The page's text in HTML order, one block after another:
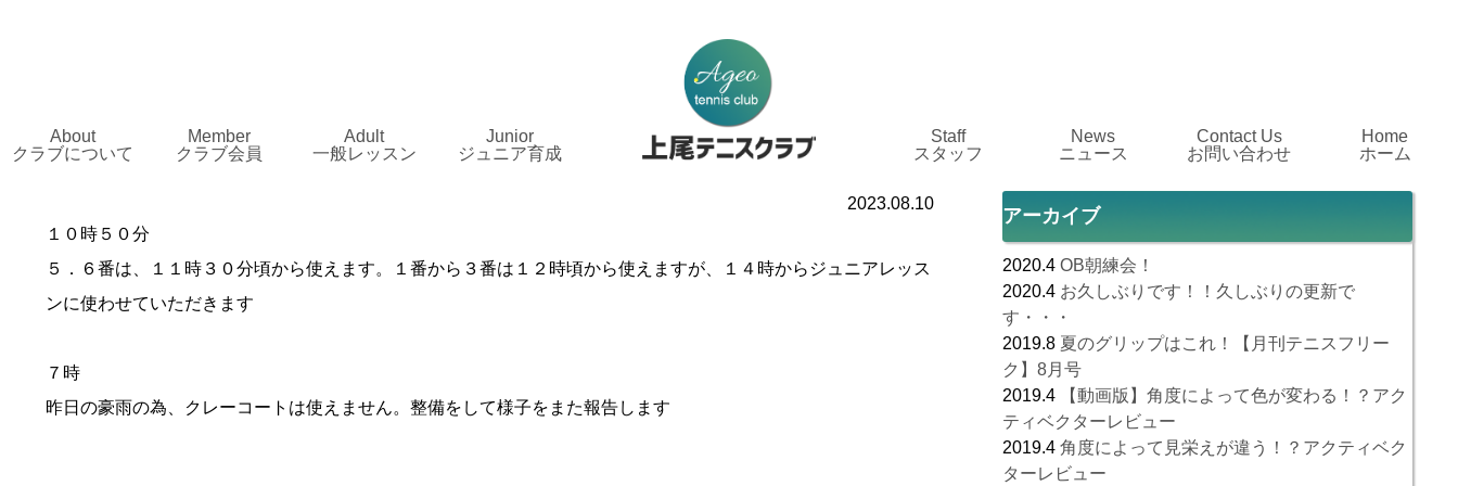
About
クラブについて
Member
クラブ会員
Adult
一般レッスン
Junior
ジュニア育成
Staff
スタッフ
News
ニュース
Contact Us
お問い合わせ
Home
ホーム
2023.08.10
１０時５０分
５．６番は、１１時３０分頃から使えます。１番から３番は１２時頃から使えますが、１４時からジュニアレッス
ンに使わせていただきます
７時
昨日の豪雨の為、クレーコートは使えません。整備をして様子をまた報告します
アーカイブ
2020.4 OB朝練会！
2020.4 お久しぶりです！！久しぶりの更新で
す・・・
2019.8 夏のグリップはこれ！【月刊テニスフリー
ク】8月号
2019.4
【動画版】角度によって色が変わる！？アク
ティベクターレビュー
2019.4 角度によって見栄えが違う！？アクティベク
ターレビュー